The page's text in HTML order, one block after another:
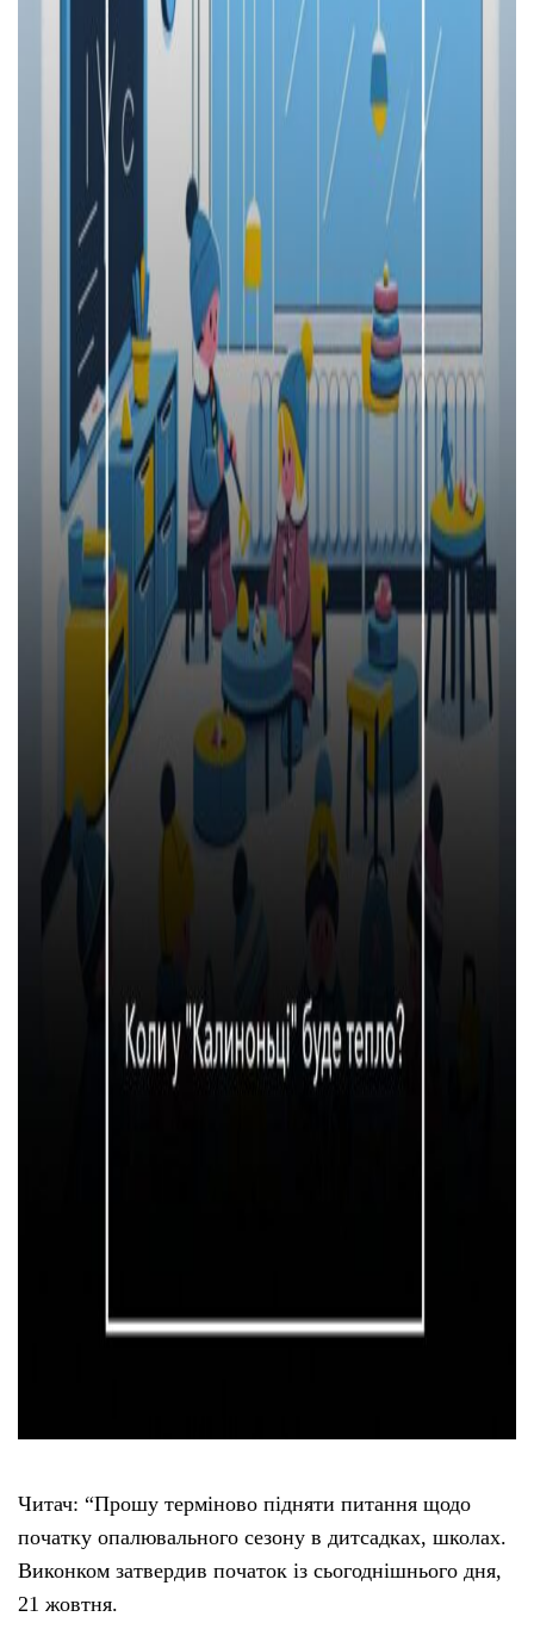
Читач: “Прошу терміново підняти питання щодо
початку опалювального сезону в дитсадках, школах.
Виконком затвердив початок із сьогоднішнього дня,
21 жовтня.